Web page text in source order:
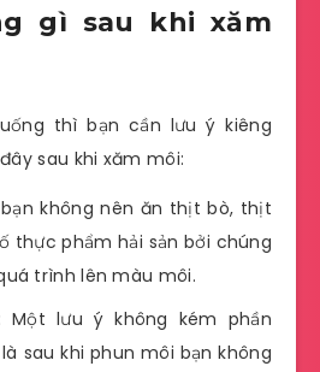
gì sau khi xăm
thì bạn cần lưu ý kiêng
sau khi xăm môi:
không nên ăn thịt bò, thịt
thực phẩm hải sản bởi chúng
trình lên màu môi.
Một lưu ý không kém phần
sau khi phun môi bạn không